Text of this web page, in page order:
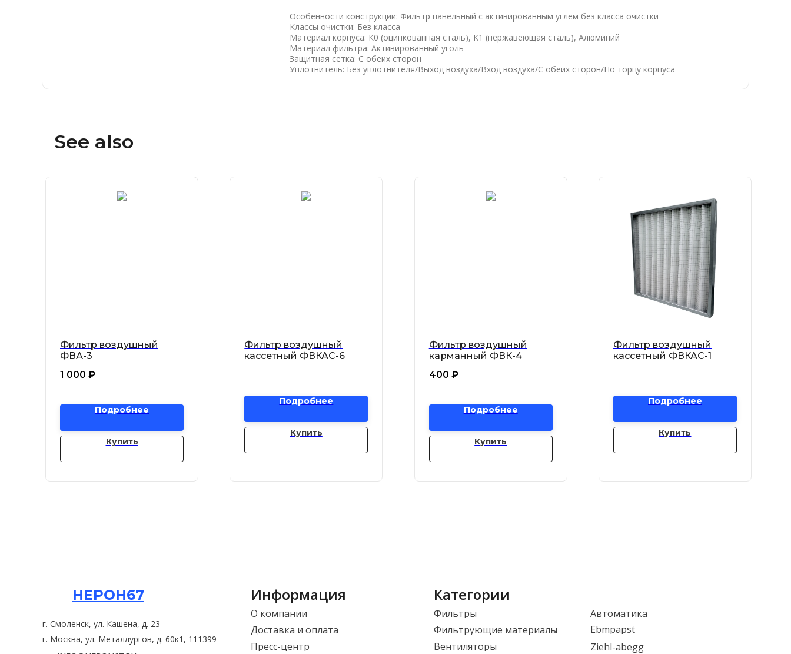
Особенности конструкции: Фильтр панельный с активированным углем без класса очистки
Классы очистки: Без класса
Материал корпуса: К0 (оцинкованная сталь), К1 (нержавеющая сталь), Алюминий
Материал фильтра: Активированный уголь
Защитная сетка: С обеих сторон
Уплотнитель: Без уплотнителя/Выход воздуха/Вход воздуха/С обеих сторон/По торцу корпуса
See also
Фильтр воздушный
ФВА-3
1 000 ₽
Подробнее
Купить
Фильтр воздушный
кассетный ФВКАС-6
Подробнее
Купить
Фильтр воздушный
карманный ФВК-4
400 ₽
Подробнее
Купить
Фильтр воздушный
кассетный ФВКАС-1
Подробнее
Купить
НЕРОН67 Информация Категории
Фильтры
Доставка и оплата
Пресс-центр
О компании
Фильтрующие материалы
Вентиляторы
Ebmpapst
Автоматика
Ziehl-abegg
г. Смоленск, ул. Кашена, д. 23
г. Москва, ул. Металлургов, д. 60к1, 111399